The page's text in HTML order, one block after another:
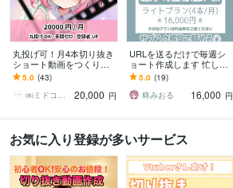
丸投げ可！月4本切り抜き
ショート動画をつくりま
す ☆毎週届く切り抜き動
画で、再生回数を強化し
ましょう！
5.0 (43)
㈱ミドコロ堂
20,000 円
URLを送るだけで毎週シ
ョート作成します 忙しく
てもショート動画投稿が
止まらない環境を作りま
す
5.0 (19)
柊みおる
16,000 円
お気に入り登録が多いサービス